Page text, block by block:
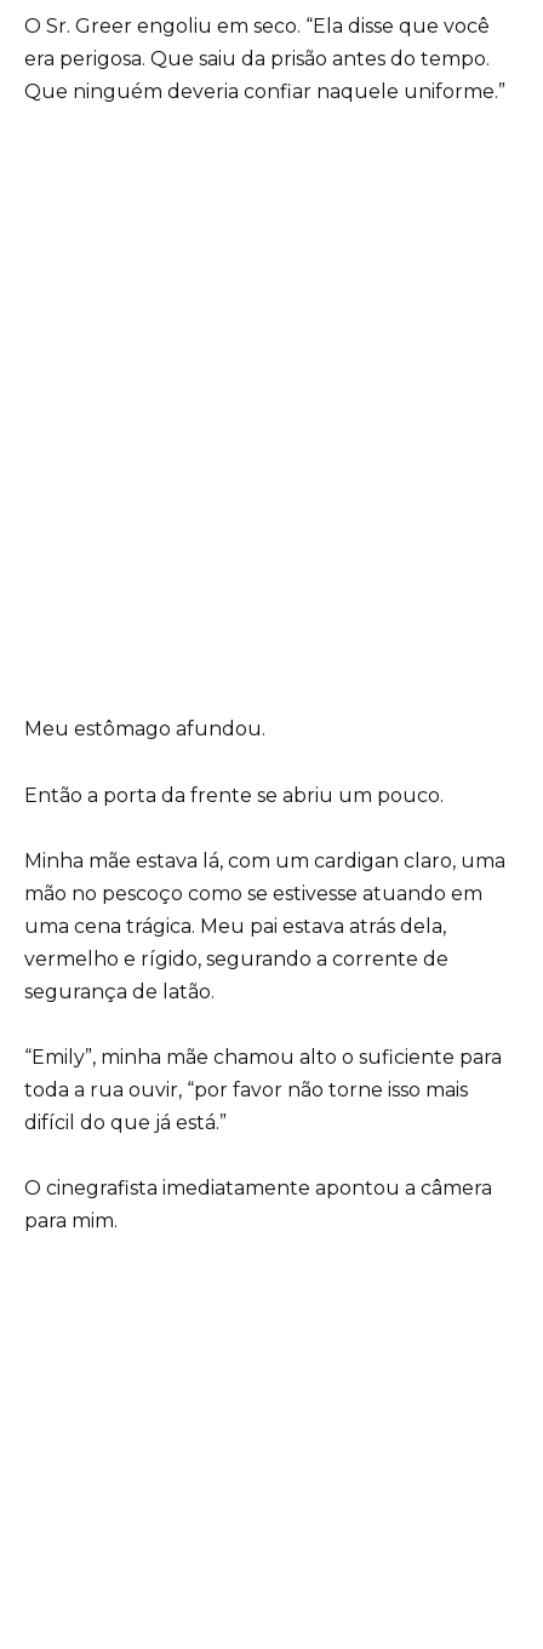
O Sr. Greer engoliu em seco. “Ela disse que você
era perigosa. Que saiu da prisão antes do tempo.
Que ninguém deveria confiar naquele uniforme.”
Meu estômago afundou.
Então a porta da frente se abriu um pouco.
Minha mãe estava lá, com um cardigan claro, uma
mão no pescoço como se estivesse atuando em
uma cena trágica. Meu pai estava atrás dela,
vermelho e rígido, segurando a corrente de
segurança de latão.
“Emily”, minha mãe chamou alto o suficiente para
toda a rua ouvir, “por favor não torne isso mais
difícil do que já está.”
O cinegrafista imediatamente apontou a câmera
para mim.